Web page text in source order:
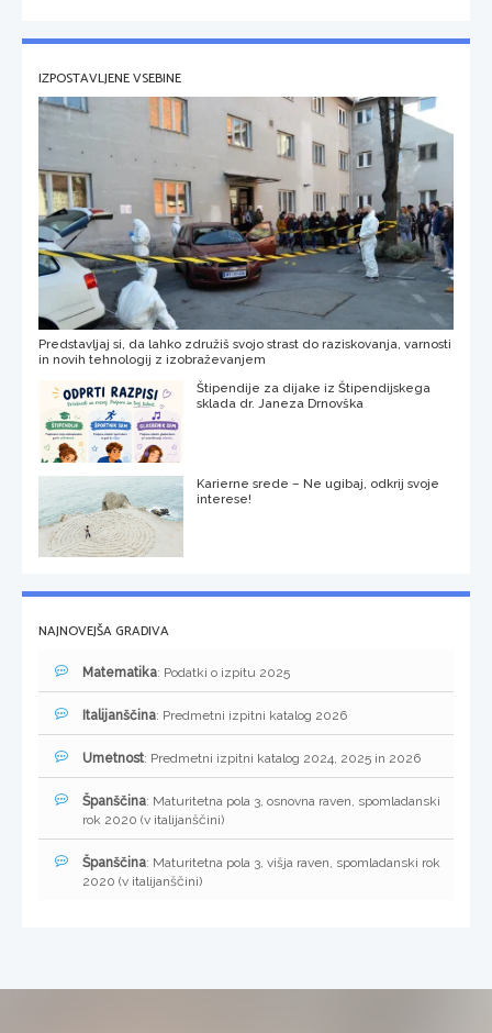
IZPOSTAVLJENE VSEBINE
Predstavljaj si, da lahko združiš svojo strast do raziskovanja, varnosti
in novih tehnologij z izobraževanjem
Štipendije za dijake iz Štipendijskega
sklada dr. Janeza Drnovška
Karierne srede – Ne ugibaj, odkrij svoje
interese!
NAJNOVEJŠA GRADIVA
Matematika: Podatki o izpitu 2025
Italijanščina: Predmetni izpitni katalog 2026
Umetnost: Predmetni izpitni katalog 2024, 2025 in 2026
Španščina: Maturitetna pola 3, osnovna raven, spomladanski
rok 2020 (v italijanščini)
Španščina: Maturitetna pola 3, višja raven, spomladanski rok
2020 (v italijanščini)